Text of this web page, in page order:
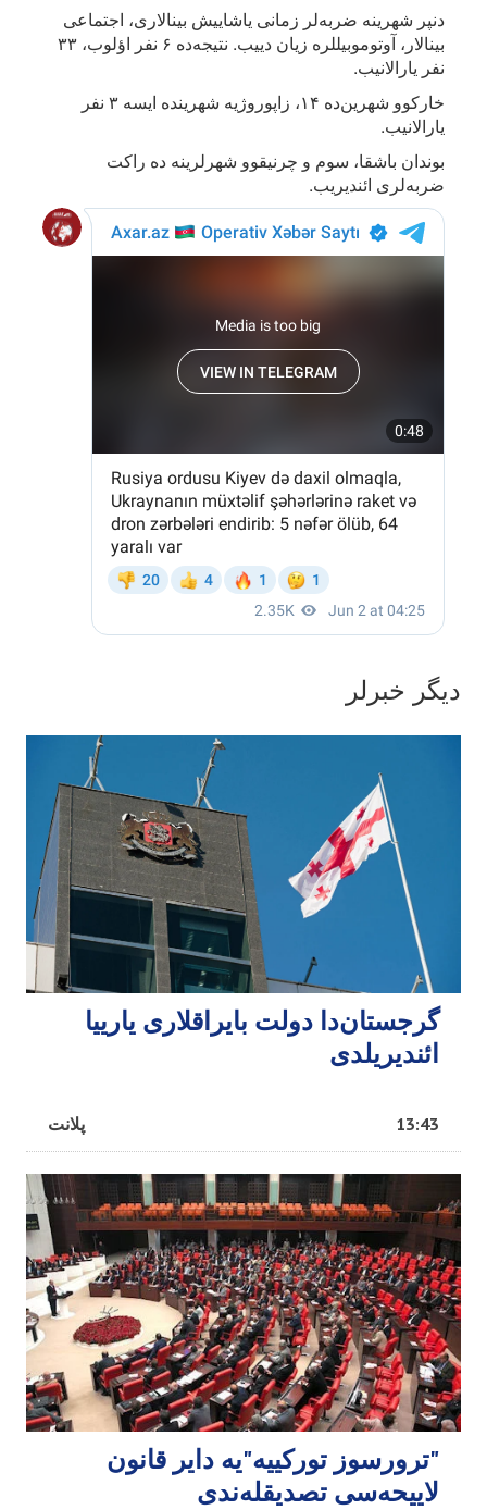
دنپر شهرینه ضربه‌لر زمانی یاشاییش بینالاری، اجتماعی
بینالار، آوتوموبیللره زیان دییب. نتیجه‌ده ۶ نفر اؤلوب، ۳۳
نفر یارالانیب.
خارکوو شهرین‌ده ۱۴، زاپوروژیه شهرینده ایسه ۳ نفر
یارالانیب.
بوندان باشقا، سوم و چرنیقوو شهرلرینه ده راکت
ضربه‌لری ائندیریب.
دیگر خبرلر
گرجستان‌دا دولت بایراقلاری یارییا
ائندیریلدی
پلانت 13:43
"ترورسوز تورکییه"یه دایر قانون
لاییحه‌سی تصدیقله‌ندی